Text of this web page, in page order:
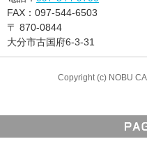
FAX： 097-544-6503
〒 870-0844
大分市古国府6-3-31
Copyright (c) NOBU